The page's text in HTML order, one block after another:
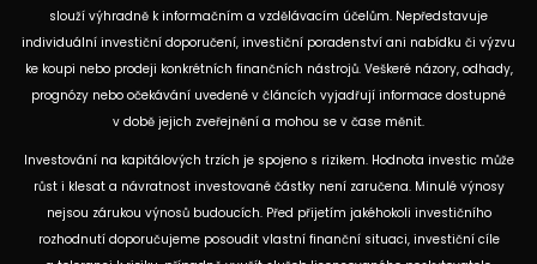
slouží výhradně k informačním a vzdělávacím účelům. Nepředstavuje
individuální investiční doporučení, investiční poradenství ani nabídku či výzvu
ke koupi nebo prodeji konkrétních finančních nástrojů. Veškeré názory, odhady,
prognózy nebo očekávání uvedené v článcích vyjadřují informace dostupné
v době jejich zveřejnění a mohou se v čase měnit.
Investování na kapitálových trzích je spojeno s rizikem. Hodnota investic může
růst i klesat a návratnost investované částky není zaručena. Minulé výnosy
nejsou zárukou výnosů budoucích. Před přijetím jakéhokoli investičního
rozhodnutí doporučujeme posoudit vlastní finanční situaci, investiční cíle